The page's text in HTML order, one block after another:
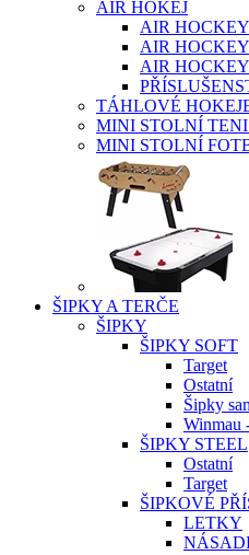
AIR HOKEJ
AIR
AIR
AIR
TÁHLOVÉ
MINI STOLNÍ
MINI STOLNÍ
ŠIPKY A TERČE
ŠIPKY
ŠIPKY SOFT
Target
Ostatní
Šipky
Winmau
ŠIPKY STEEL
Ostatní
Target
ŠIPKOVÉ
LETKY